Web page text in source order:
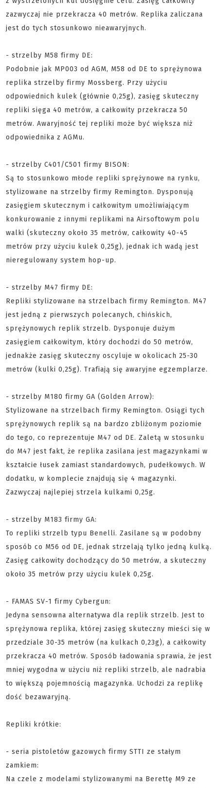
zazwyczaj nie przekracza 40 metrów. Replika zaliczana
jest do tych stosunkowo nieawaryjnych.
- strzelby M58 firmy DE:
Podobnie jak MP003 od AGM, M58 od DE to sprężynowa
replika strzelby firmy Mossberg. Przy użyciu
odpowiednich kulek (głównie 0,25g), zasięg skuteczny
repliki sięga 40 metrów, a całkowity przekracza 50
metrów. Awaryjność tej repliki może być większa niż
odpowiednika z AGMu.
- strzelby C401/C501 firmy BISON:
Są to stosunkowo młode repliki sprężynowe na rynku,
stylizowane na strzelby firmy Remington. Dysponują
zasięgiem skutecznym i całkowitym umożliwiającym
konkurowanie z innymi replikami na Airsoftowym polu
walki (skuteczny około 35 metrów, całkowity 40-45
metrów przy użyciu kulek 0,25g), jednak ich wadą jest
nieregulowany system hop-up.
- strzelby M47 firmy DE:
Repliki stylizowane na strzelbach firmy Remington. M47
jest jedną z pierwszych polecanych, chińskich,
sprężynowych replik strzelb. Dysponuje dużym
zasięgiem całkowitym, który dochodzi do 50 metrów,
jednakże zasięg skuteczny oscyluje w okolicach 25-30
metrów (kulki 0,25g). Trafiają się awaryjne egzemplarze.
- strzelby M180 firmy GA (Golden Arrow):
Stylizowane na strzelbach firmy Remington. Osiągi tych
sprężynowych replik są na bardzo zbliżonym poziomie
do tego, co reprezentuje M47 od DE. Zaletą w stosunku
do M47 jest fakt, że replika zasilana jest magazynkami w
kształcie łusek zamiast standardowych, pudełkowych. W
dodatku, w komplecie znajdują się 4 magazynki.
Zazwyczaj najlepiej strzela kulkami 0,25g.
- strzelby M183 firmy GA:
To repliki strzelb typu Benelli. Zasilane są w podobny
sposób co M56 od DE, jednak strzelają tylko jedną kulką.
Zasięg całkowity dochodzący do 50 metrów, a skuteczny
około 35 metrów przy użyciu kulek 0,25g.
- FAMAS SV-1 firmy Cybergun:
Jedyna sensowna alternatywa dla replik strzelb. Jest to
sprężynowa replika, której zasięg skuteczny mieści się w
przedziale 30-35 metrów (na kulkach 0,23g), a całkowity
przekracza 40 metrów. Sposób ładowania sprawia, że jest
mniej wygodna w użyciu niż repliki strzelb, ale nadrabia
to większą pojemnością magazynka. Uchodzi za replikę
dość bezawaryjną.
Repliki krótkie:
- seria pistoletów gazowych firmy STTI ze stałym
zamkiem:
Na czele z modelami stylizowanymi na Berettę M9 ze